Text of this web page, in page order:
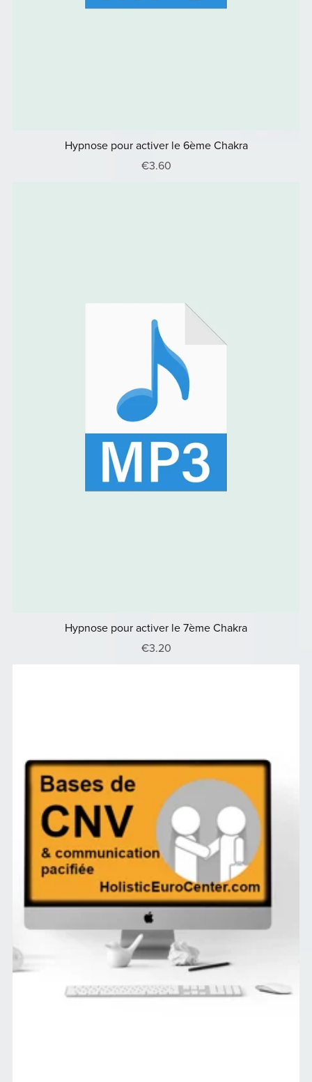
Hypnose pour activer le 6ème Chakra
€3.60
Hypnose pour activer le 7ème Chakra
€3.20